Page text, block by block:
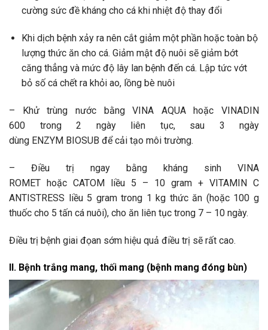
cường sức đề kháng cho cá khi nhiệt độ thay đổi
Khi dịch bệnh xảy ra nên cắt giảm một phần hoặc toàn bộ
lượng thức ăn cho cá. Giảm mật độ nuôi sẽ giảm bớt
căng thẳng và mức độ lây lan bệnh đến cá. Lập tức vớt
bỏ số cá chết ra khỏi ao, lồng bè nuôi
– Khử trùng nước bằng VINA AQUA hoặc VINADIN
600 trong 2 ngày liên tục, sau 3 ngày
dùng ENZYM BIOSUB để cải tạo môi trường.
– Điều trị ngay bằng kháng sinh VINA
ROMET hoặc CATOM liều 5 – 10 gram + VITAMIN C
ANTISTRESS liều 5 gram trong 1 kg thức ăn (hoặc 100 g
thuốc cho 5 tấn cá nuôi), cho ăn liên tục trong 7 – 10 ngày.
Điều trị bệnh giai đọan sớm hiệu quả điều trị sẽ rất cao.
II. Bệnh trắng mang, thối mang (bệnh mang đóng bùn)